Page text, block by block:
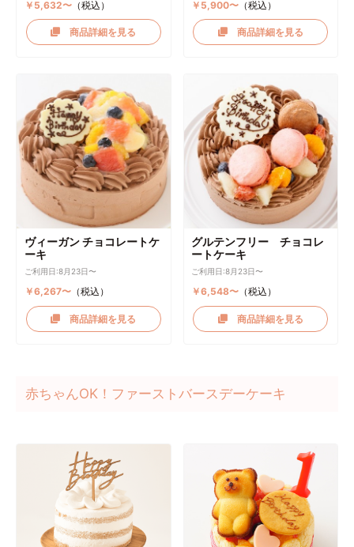
￥5,632〜（税込）
商品詳細を見る
￥5,900〜 （税込）
商品詳細を見る
ヴィーガン チョコレートケ
ーキ
ご利用日:8月23日〜
￥6,267〜（税込）
商品詳細を見る
グルテンフリー チョコレ
ートケーキ
ご利用日:8月23日〜
￥6,548〜 （税込）
商品詳細を見る
赤ちゃんOK！ファーストバースデーケーキ